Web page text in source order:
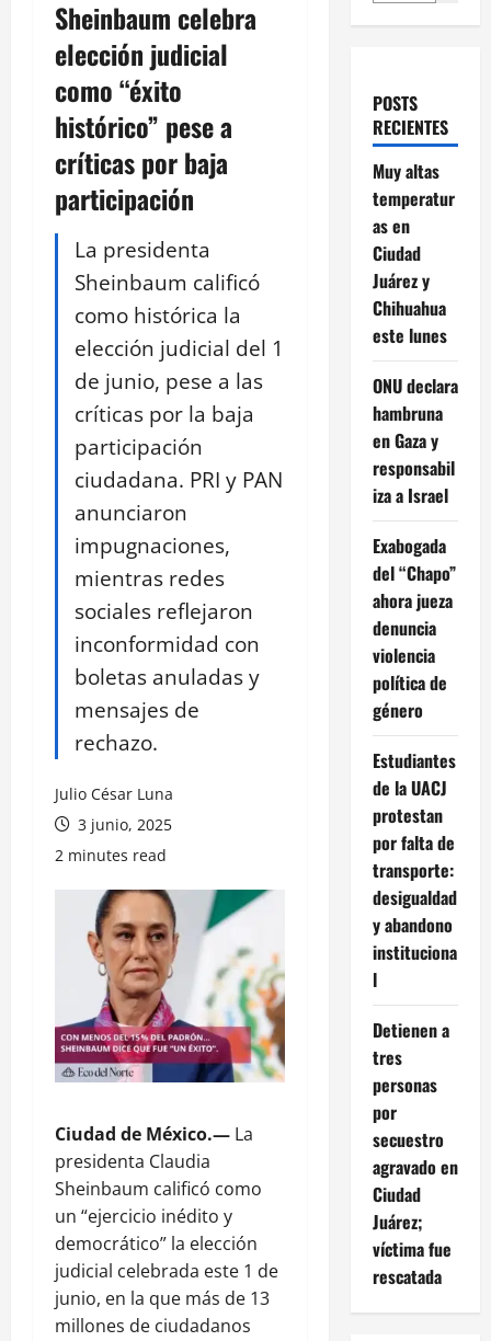
Sheinbaum celebra
elección judicial
como “éxito
histórico” pese a
críticas por baja
participación
La presidenta
Sheinbaum calificó
como histórica la
elección judicial del 1
de junio, pese a las
críticas por la baja
participación
ciudadana. PRI y PAN
anunciaron
impugnaciones,
mientras redes
sociales reflejaron
inconformidad con
boletas anuladas y
mensajes de
rechazo.
Julio César Luna
3 junio, 2025
2 minutes read
Ciudad de México.— La
presidenta Claudia
Sheinbaum calificó como
un “ejercicio inédito y
democrático” la elección
judicial celebrada este 1 de
junio, en la que más de 13
millones de ciudadanos
POSTS
RECIENTES
Muy altas
temperatur
as en
Ciudad
Juárez y
Chihuahua
este lunes
ONU declara
hambruna
en Gaza y
responsabil
iza a Israel
Exabogada
del “Chapo”
ahora jueza
denuncia
violencia
política de
género
Estudiantes
de la UACJ
protestan
por falta de
transporte:
desigualdad
y abandono
instituciona
l
Detienen a
tres
personas
por
secuestro
agravado en
Ciudad
Juárez;
víctima fue
rescatada